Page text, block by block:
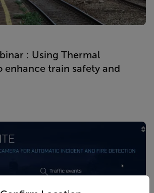
: Using Thermal
enhance train safety and
country and language from the